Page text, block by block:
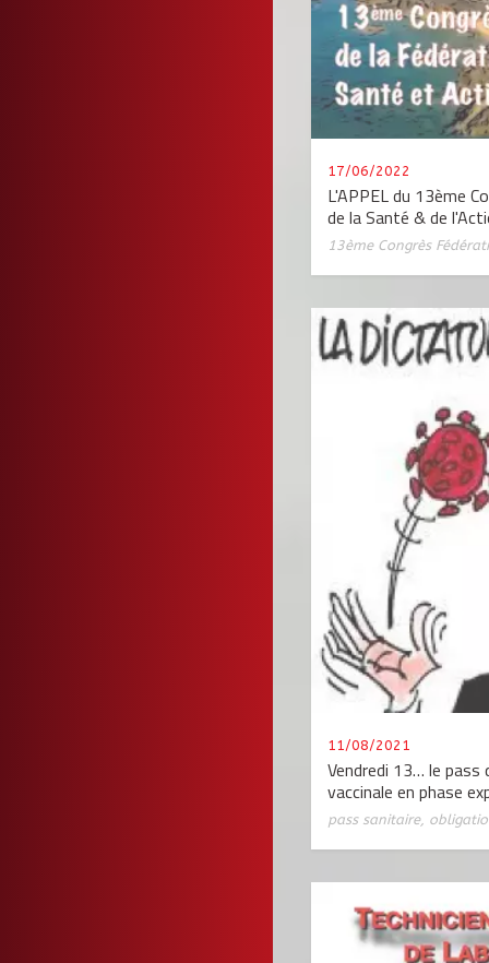
17/06/2022
L'APPEL du 13ème
de la Santé & de
13ème Congrès
11/08/2021
Vendredi 13… le pass
vaccinale en phase
pass sanitaire,